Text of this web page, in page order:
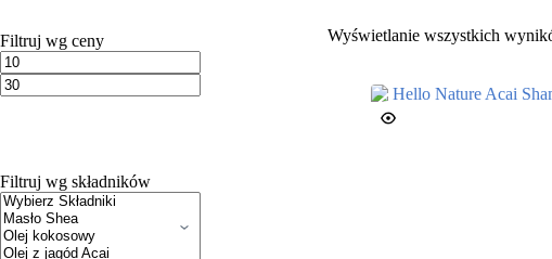
Wyświetlanie wszystkich
Filtruj wg ceny
Cena
min.
maks.
Filtruj wg składników